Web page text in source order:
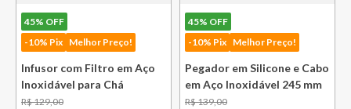
45% OFF
-10% Pix Melhor Preço!
Infusor com Filtro em Aço
Inoxidável para Chá
Lausanne Bsf
R$129,00
45% OFF
-10% Pix Melhor Preço!
Pegador em Silicone e Cabo
em Aço Inoxidável 245 mm
Bsf
R$139,00